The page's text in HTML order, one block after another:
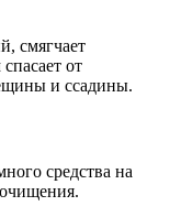
смягчает
от
и ссадины.
средства на